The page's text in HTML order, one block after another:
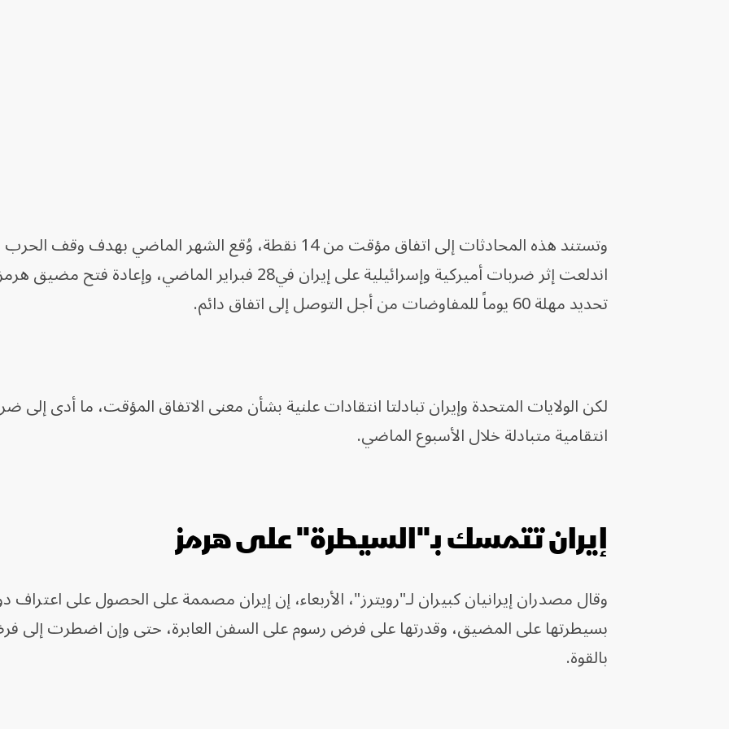
وتستند هذه المحادثات إلى اتفاق مؤقت من 14 نقطة، وُقع الشهر الماضي بهدف وقف
اندلعت إثر ضربات أميركية وإسرائيلية على إيران في28 فبراير الماضي، وإعادة فتح
تحديد مهلة 60 يوماً للمفاوضات من أجل التوصل إلى اتفاق دائم.
لكن الولايات المتحدة وإيران تبادلتا انتقادات علنية بشأن معنى الاتفاق المؤقت، ما أدى إلى
انتقامية متبادلة خلال الأسبوع الماضي.
إيران تتمسك بـ"السيطرة" على هرمز
وقال مصدران إيرانيان كبيران لـ"رويترز"، الأربعاء، إن إيران مصممة على الحصول على اعتراف
بسيطرتها على المضيق، وقدرتها على فرض رسوم على السفن العابرة، حتى وإن اضطرت إلى
بالقوة.